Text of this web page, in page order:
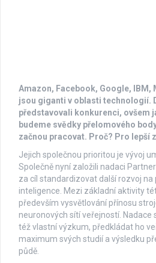
Amazon, Facebook, Google,
jsou giganti v oblasti technologií.
představovali konkurenci, ovšem
budeme svědky přelomového
začnou pracovat. Proč? Pro lepší
Jejich společnou prioritou je vývoj
Společně nyní založili nadaci
za cíl standardizovat další rozvoj na
inteligence. Mezi základní aktivity
především vysvětlování přínosu
neuronových sítí veřejností. Nadace
též vlastní výzkum, předkládat ho
maximum svých studií a výsledku
půdě.